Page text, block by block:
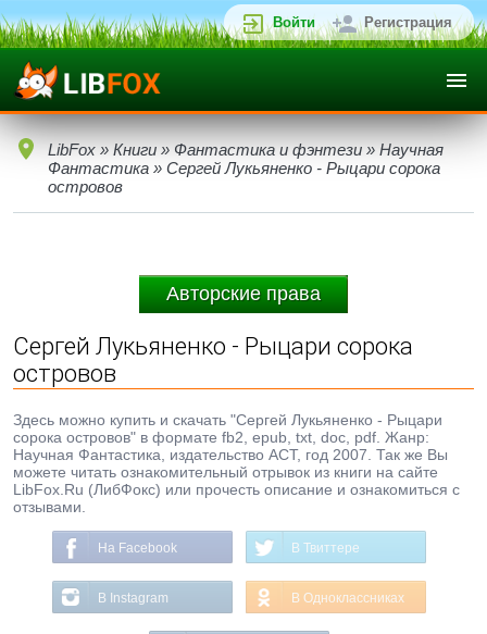
Войти Регистрация
LibFox » Книги » Фантастика и фэнтези » Научная
Фантастика » Сергей Лукьяненко - Рыцари сорока
островов
Авторские права
Сергей Лукьяненко - Рыцари сорока
островов
Здесь можно купить и скачать "Сергей Лукьяненко - Рыцари
сорока островов" в формате fb2, epub, txt, doc, pdf. Жанр:
Научная Фантастика, издательство АСТ, год 2007. Так же Вы
можете читать ознакомительный отрывок из книги на сайте
LibFox.Ru (ЛибФокс) или прочесть описание и ознакомиться с
отзывами.
На Facebook В Твиттере
В Instagram В Одноклассниках